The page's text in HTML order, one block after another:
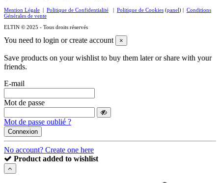
Mention Légale | Politique de Confidentialité | Politique de Cookies (panel) | Conditions
Générales de vente
ELTIN © 2025 - Tous droits réservés
You need to login or create account ×
Save products on your wishlist to buy them later or share with your
friends.
E-mail
Mot de passe
Mot de passe oublié ?
Connexion
No account? Create one here
Product added to wishlist